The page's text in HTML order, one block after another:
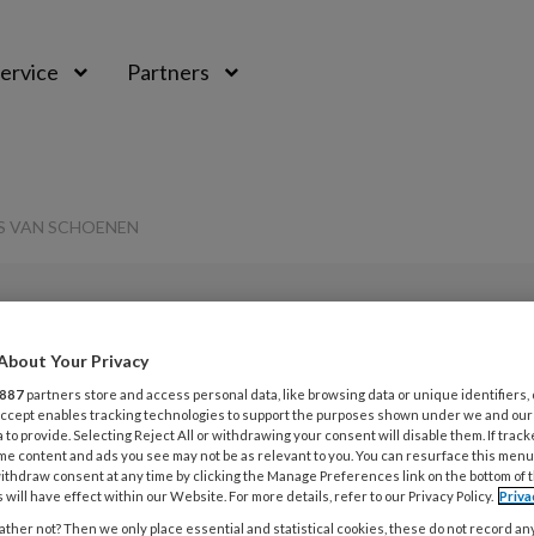
Partners
VAN SCHOENEN
Opslaan Reacties 0 Delen
plaats van
7
Your Privacy
887 partners store and access personal data, like browsing data or unique identifiers,
enables tracking technologies to support the purposes shown under we and
to provide. Selecting Reject All or withdrawing your consent will disable them. If
content and ads you see may not be as relevant to you. You can resurface this
consent at any time by clicking the Manage Preferences link on the bottom of
will have effect within our Website. For more details, refer to our Privacy Policy.
not? Then we only place essential and statistical cookies, these do not record